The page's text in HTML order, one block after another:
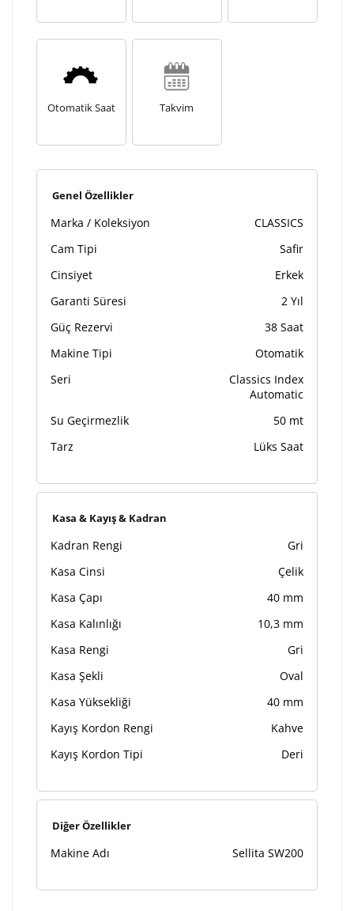
Otomatik Saat Takvim
Genel Özellikler
Marka / Koleksiyon
CLASSICS
Cam Tipi
Safir
Cinsiyet
Erkek
Garanti Süresi
2 Yıl
Güç Rezervi
38 Saat
Makine Tipi
Otomatik
Seri
Classics Index
Automatic
Su Geçirmezlik
50 mt
Tarz
Lüks Saat
Kasa & Kayış & Kadran
Kadran Rengi
Gri
Kasa Cinsi
Çelik
Kasa Çapı
40 mm
Kasa Kalınlığı
10,3 mm
Kasa Rengi
Gri
Kasa Şekli
Oval
Kasa Yüksekliği
40 mm
Kayış Kordon Rengi
Kahve
Kayış Kordon Tipi
Deri
Diğer Özellikler
Makine Adı Sellita SW200